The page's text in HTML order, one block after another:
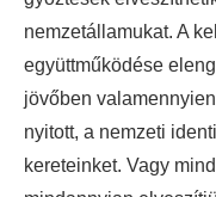
nemzetállamukat. A
együttműködése
jövőben
nyitott, a nemzeti
kereteinket. Vagy